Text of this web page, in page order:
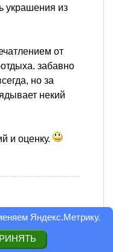
украшения из
от
забавно
но за
некий
и оценку.
Яндекс.Метрику.